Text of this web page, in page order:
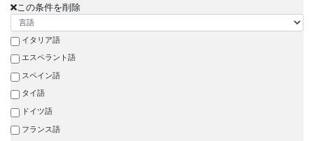
この条件を削除
イタリア語
エスペラント語
スペイン語
タイ語
ドイツ語
フランス語